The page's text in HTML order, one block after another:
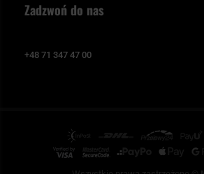
Zadzwoń do nas
+48 71 347 47 00